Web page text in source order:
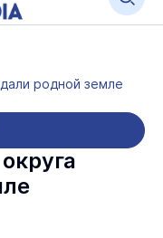
родной земле